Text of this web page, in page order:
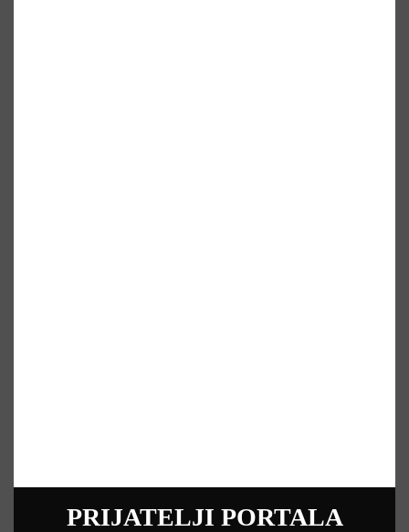
PRIJATELJI PORTALA